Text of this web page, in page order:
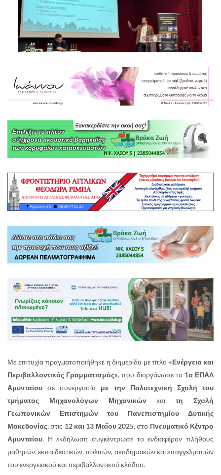
Με επιτυχία πραγματοποιήθηκε η διημερίδα με τίτλο «Ενέργεια και
Περιβαλλοντικός Γραμματισμός», που διοργάνωσε το 1ο ΕΠΑΛ
Αμυνταίουσε συνεργασία με την Πολυτεχνική Σχολή του
τμήματος Μηχανολόγων Μηχανικών και τη Σχολή
Γεωπονικών Επιστημών του Πανεπιστημίου Δυτικής
Μακεδονίας, στις 12 και 13 Μαΐου 2025, στο Πνευματικό Κέντρο
Αμυνταίου. Η εκδήλωση συγκέντρωσε το ενδιαφέρον πλήθους
μαθητών, εκπαιδευτικών, πολιτών, ακαδημαϊκών και επαγγελματιών
του ενεργειακού και περιβαλλοντικού κλάδου.